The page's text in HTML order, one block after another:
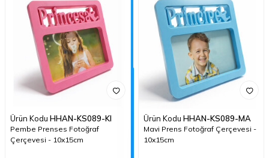
Ürün Kodu HHAN-KS089-KI
Pembe Prenses Fotoğraf
Çerçevesi - 10x15cm
Ürün Kodu HHAN-KS089-MA
Mavi Prens Fotoğraf Çerçevesi -
10x15cm